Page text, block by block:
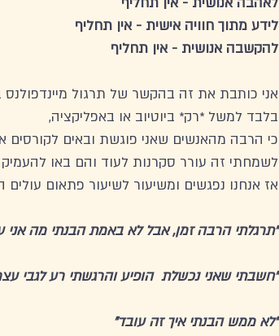
לידע מתוך חוויה אישית - אין תחליף
להקשבה אנושית - אין תחליף
אני כותבת את זה בהקשר של תרגול מיינדפולנס
בלבד למשל *רק* ביוטיוב או באפליקציה,
כי הרבה מהאנשים שאני פוגשת ובאים לקורסים
לשמחתי זה עורר סקרנות לעוד והם באו
אז אנחנו נפגשים ומשיעור לשיעור פתאום עולים
"תרגלתי הרבה זמן, אבל לא באמת הבנתי מה אני
"חשבתי שאני נכשלת  הופיע והרגשתי רע לגבי
"לא ממש הבנתי איך זה עובד"